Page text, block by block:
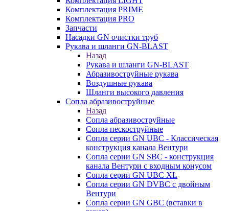
Комплектация PRIME
Комплектация PRO
Запчасти
Насадки GN очистки труб
Рукава и шланги GN-BLAST
Назад
Рукава и шланги GN-BLAST
Абразивоструйные рукава
Воздушные рукава
Шланги высокого давления
Сопла абразивоструйные
Назад
Сопла абразивоструйные
Сопла пескоструйные
Сопла серии GN UBC - Классическая
конструкция канала Вентури
Сопла серии GN SBC - конструкция
канала Вентури c входным конусом
Сопла серии GN UBC XL
Сопла серии GN DVBC с двойным
Вентури
Сопла серии GN GBC (вставки в